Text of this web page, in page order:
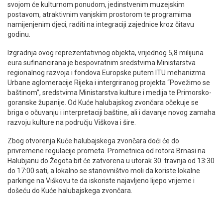
svojom će kulturnom ponudom, jedinstvenim muzejskim
postavom, atraktivnim vanjskim prostorom te programima
namijenjenim djeci, raditi na integraciji zajednice kroz čitavu
godinu.
Izgradnja ovog reprezentativnog objekta, vrijednog 5,8 milijuna
eura sufinancirana je bespovratnim sredstvima Ministarstva
regionalnog razvoja i fondova Europske putem ITU mehanizma
Urbane aglomeracije Rijeka i intergriranog projekta “Povežimo se
baštinom”, sredstvima Ministarstva kulture i medija te Primorsko-
goranske županije. Od Kuće halubajskog zvončara očekuje se
briga o očuvanju i interpretaciji baštine, ali i davanje novog zamaha
razvoju kulture na području Viškova i šire.
Zbog otvorenja Kuće halubajskega zvončara doći će do
privremene regulacije prometa. Prometnica od rotora Brnasi na
Halubjanu do Žegota bit će zatvorena u utorak 30. travnja od 13:30
do 17:00 sati, a lokalno se stanovništvo moli da koriste lokalne
parkinge na Viškovu te da iskoriste najavljeno lijepo vrijeme i
došeću do Kuće halubajskega zvončara.